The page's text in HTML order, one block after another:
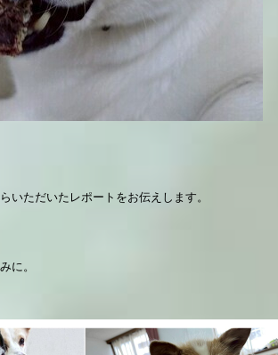
いただいたレポートをお伝えします。
に。